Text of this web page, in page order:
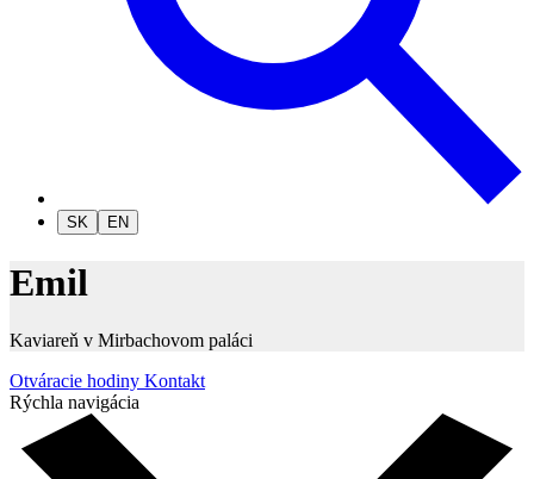
SK EN
Emil
Kaviareň v Mirbachovom paláci
Otváracie hodiny Kontakt
Rýchla navigácia